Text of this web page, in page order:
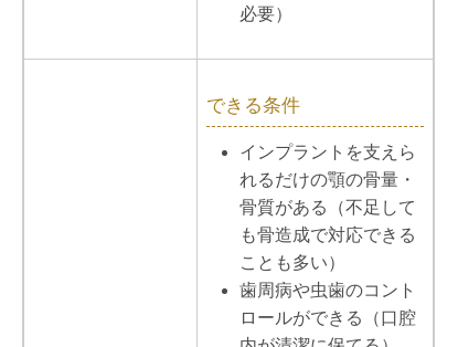
必要）
できる条件
インプラントを支えら
れるだけの顎の骨量・
骨質がある（不足して
も骨造成で対応できる
ことも多い）
歯周病や虫歯のコント
ロールができる（口腔